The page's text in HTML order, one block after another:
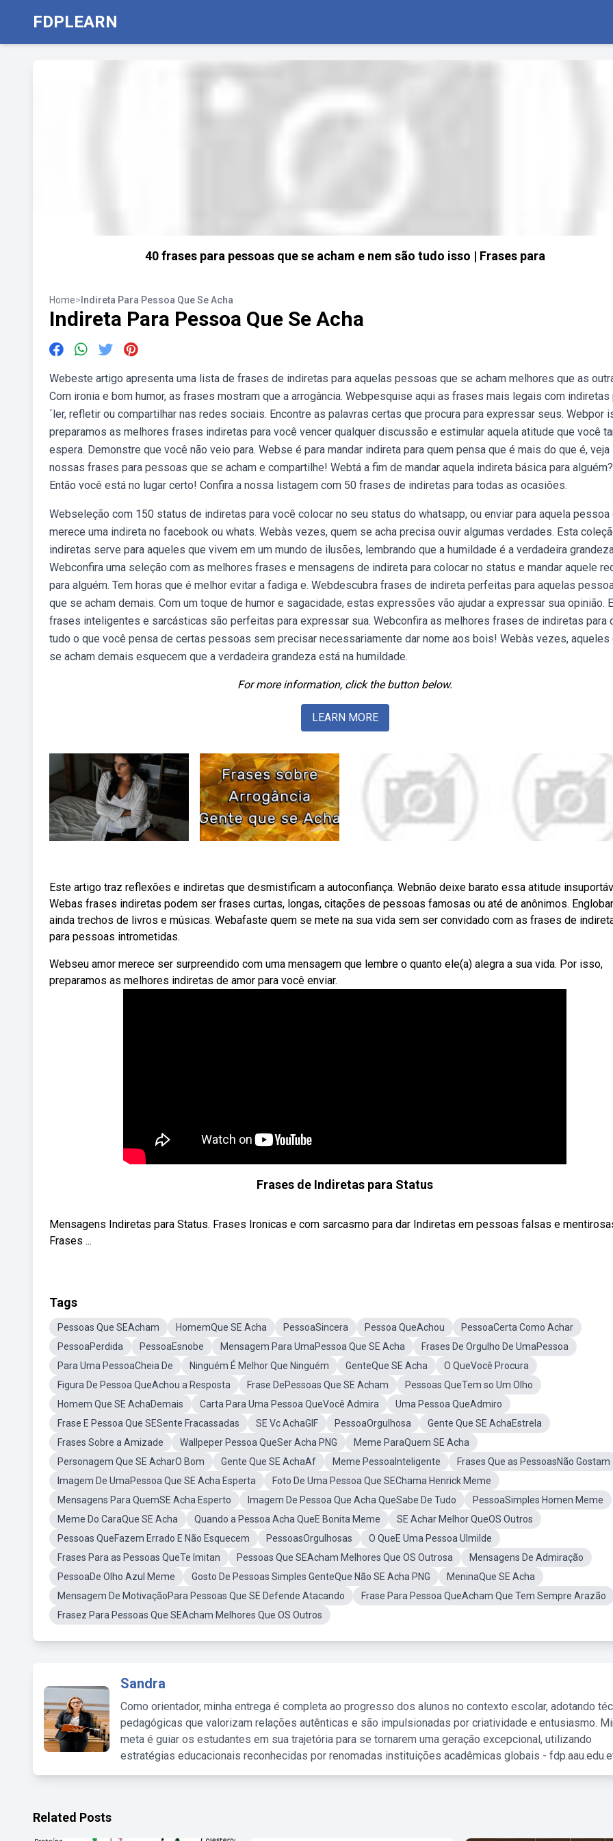
FDPLEARN
40 frases para pessoas que se acham e nem são tudo isso | Frases para
Home> Indireta Para Pessoa Que Se Acha
Indireta Para Pessoa Que Se Acha
Webeste artigo apresenta uma lista de frases de indiretas para aquelas pessoas que se acham melhores que as
Com ironia e bom humor, as frases mostram que a arrogância. Webpesquise aqui as frases mais legais com indiretas
´ler, refletir ou compartilhar nas redes sociais. Encontre as palavras certas que procura para expressar seus. Webpor
preparamos as melhores frases indiretas para você vencer qualquer discussão e estimular aquela atitude que você
espera. Demonstre que você não veio para. Webse é para mandar indireta para quem pensa que é mais do que é, veja
nossas frases para pessoas que se acham e compartilhe! Webtá a fim de mandar aquela indireta básica para alguém?
Então você está no lugar certo! Confira a nossa listagem com 50 frases de indiretas para todas as ocasiões.
Webseleção com 150 status de indiretas para você colocar no seu status do whatsapp, ou enviar para aquela pessoa
merece uma indireta no facebook ou whats. Webàs vezes, quem se acha precisa ouvir algumas verdades. Esta
indiretas serve para aqueles que vivem em um mundo de ilusões, lembrando que a humildade é a verdadeira
Webconfira uma seleção com as melhores frases e mensagens de indireta para colocar no status e mandar aquele
para alguém. Tem horas que é melhor evitar a fadiga e. Webdescubra frases de indireta perfeitas para aquelas
que se acham demais. Com um toque de humor e sagacidade, estas expressões vão ajudar a expressar sua opinião.
frases inteligentes e sarcásticas são perfeitas para expressar sua. Webconfira as melhores frases de indiretas para
tudo o que você pensa de certas pessoas sem precisar necessariamente dar nome aos bois! Webàs vezes, aqueles
se acham demais esquecem que a verdadeira grandeza está na humildade.
For more information, click the button below.
LEARN MORE
Este artigo traz reflexões e indiretas que desmistificam a autoconfiança. Webnão deixe barato essa atitude
Webas frases indiretas podem ser frases curtas, longas, citações de pessoas famosas ou até de anônimos.
ainda trechos de livros e músicas. Webafaste quem se mete na sua vida sem ser convidado com as frases de
para pessoas intrometidas.
Webseu amor merece ser surpreendido com uma mensagem que lembre o quanto ele(a) alegra a sua vida. Por isso,
preparamos as melhores indiretas de amor para você enviar.
Frases de Indiretas para Status
Mensagens Indiretas para Status. Frases Ironicas e com sarcasmo para dar Indiretas em pessoas falsas e
Frases ...
Tags
Pessoas Que SEAcham HomemQue SE Acha PessoaSincera Pessoa QueAchou
PessoaCerta Como Achar
PessoaPerdida
PessoaEsnobe Mensagem Para UmaPessoa Que SE Acha
Frases De Orgulho De UmaPessoa
Para Uma PessoaCheia De
Ninguém É Melhor Que Ninguém GenteQue SE Acha
O QueVocê Procura
Figura De Pessoa QueAchou a Resposta
Frase DePessoas Que SE Acham
Pessoas QueTem so Um Olho
Homem Que SE AchaDemais
Carta Para Uma Pessoa QueVocê Admira
Uma Pessoa QueAdmiro
Frase E Pessoa Que SESente Fracassadas
SE Vc AchaGIF PessoaOrgulhosa
Gente Que SE AchaEstrela
Frases Sobre a Amizade
Wallpeper Pessoa QueSer Acha PNG
Meme ParaQuem SE Acha
Personagem Que SE AcharO Bom
Gente Que SE AchaAf Meme PessoaInteligente
Frases Que as PessoasNão Gostam
Imagem De UmaPessoa Que SE Acha Esperta
Foto De Uma Pessoa Que SEChama Henrick Meme
Mensagens Para QuemSE Acha Esperto
Imagem De Pessoa Que Acha QueSabe De Tudo
PessoaSimples Homen Meme
Meme Do CaraQue SE Acha
Quando a Pessoa Acha QueE Bonita Meme
SE Achar Melhor QueOS Outros
Pessoas QueFazem Errado E Não Esquecem
PessoasOrgulhosas
O QueE Uma Pessoa Ulmilde
Frases Para as Pessoas QueTe Imitan
Pessoas Que SEAcham Melhores Que OS Outrosa
Mensagens De Admiração
PessoaDe Olho Azul Meme
Gosto De Pessoas Simples GenteQue Não SE Acha PNG
MeninaQue SE Acha
Mensagem De MotivaçãoPara Pessoas Que SE Defende Atacando
Frase Para Pessoa QueAcham Que Tem Sempre Arazão
Frasez Para Pessoas Que SEAcham Melhores Que OS Outros
Sandra
Como orientador, minha entrega é completa ao progresso dos alunos no contexto escolar, adotando
pedagógicas que valorizam relações autênticas e são impulsionadas por criatividade e entusiasmo.
meta é guiar os estudantes em sua trajetória para se tornarem uma geração excepcional, utilizando
estratégias educacionais reconhecidas por renomadas instituições acadêmicas globais -
Related Posts